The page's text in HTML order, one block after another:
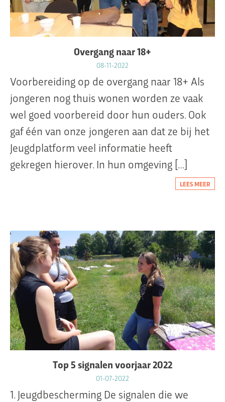
Overgang naar 18+
08-11-2022
Voorbereiding op de overgang naar 18+ Als
jongeren nog thuis wonen worden ze vaak
wel goed voorbereid door hun ouders. Ook
gaf één van onze jongeren aan dat ze bij het
Jeugdplatform veel informatie heeft
gekregen hierover. In hun omgeving […]
LEES MEER
Top 5 signalen voorjaar 2022
01-07-2022
1. Jeugdbescherming De signalen die we